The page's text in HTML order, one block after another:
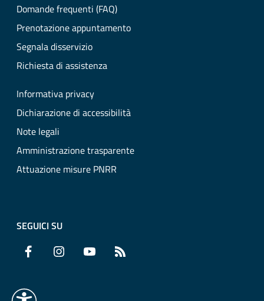
Domande frequenti (FAQ)
Prenotazione appuntamento
Segnala disservizio
Richiesta di assistenza
Informativa privacy
Dichiarazione di accessibilità
Note legali
Amministrazione trasparente
Attuazione misure PNRR
SEGUICI SU
Facebook Instagram YouTube